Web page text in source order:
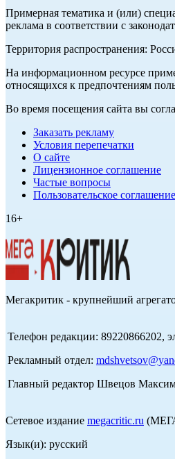
Примерная тематика и (или)
реклама в соответствии с
Территория распространения:
На информационном ресурсе
относящихся к предпочтениям
Во время посещения сайта вы
Заказать рекламу
Условия перепечатки
О сайте
Лицензионное соглашение
Частые вопросы
Пользовательское соглашение
16+
Мегакритик - крупнейший
Телефон редакции: 89220866202,
Рекламный отдел:
Главный редактор Швецов
Сетевое издание megacritic.ru
Язык(и): русский